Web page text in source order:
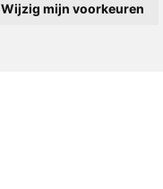
Wijzig mijn voorkeuren